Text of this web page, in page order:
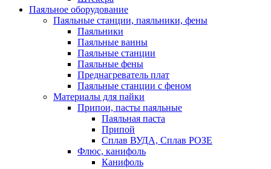
Паяльное оборудование
Паяльные станции, паяльники, фены
Паяльники
Паяльные ванны
Паяльные станции
Паяльные фены
Преднагреватель плат
Паяльные станции с феном
Материалы для пайки
Припои, пасты паяльные
Паяльная паста
Припой
Сплав ВУДА, Сплав РОЗЕ
Флюс, канифоль
Канифоль